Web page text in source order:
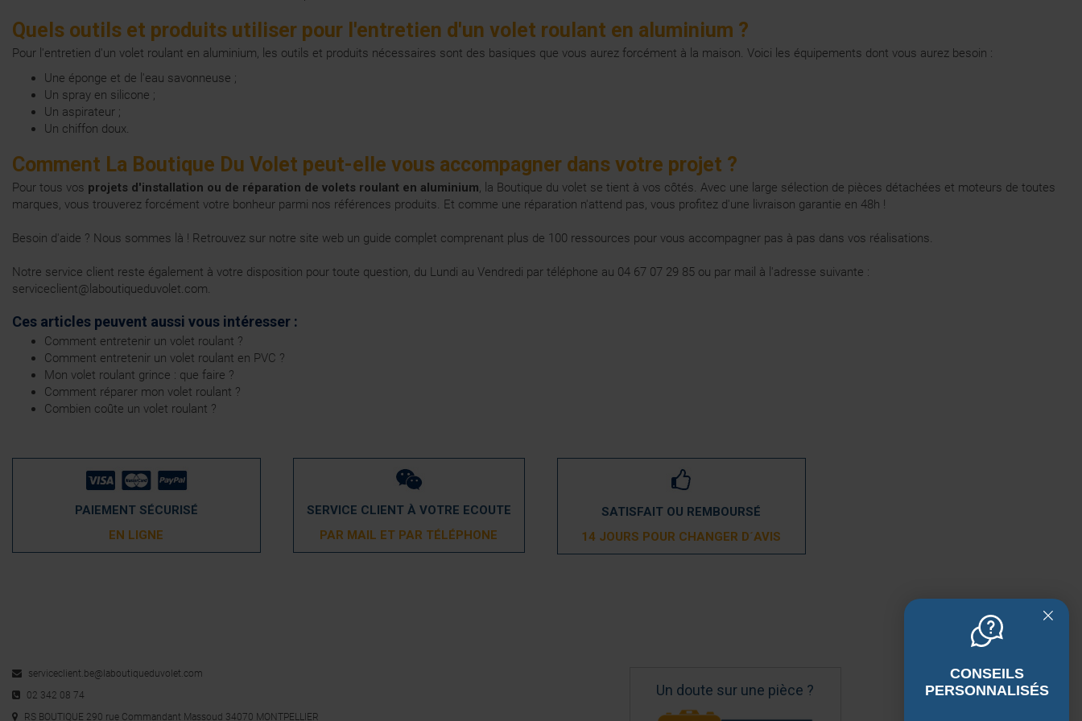
Quels outils et produits utiliser pour l'entretien d'un volet roulant en aluminium ?
Pour l'entretien d'un volet roulant en aluminium, les outils et produits nécessaires sont des basiques que vous aurez forcément à la maison. Voici les équipements dont vous aurez besoin :
Une éponge et de l'eau savonneuse ;
Un spray en silicone ;
Un aspirateur ;
Un chiffon doux.
Comment La Boutique Du Volet peut-elle vous accompagner dans votre projet ?
Pour tous vos projets d'installation ou de réparation de volets roulant en aluminium, la Boutique du volet se tient à vos côtés. Avec une large sélection de pièces détachées et moteurs de toutes
marques, vous trouverez forcément votre bonheur parmi nos références produits. Et comme une réparation n'attend pas, vous profitez d'une livraison garantie en 48h !
Besoin d'aide ? Nous sommes là ! Retrouvez sur notre site web un guide complet comprenant plus de 100 ressources pour vous accompagner pas à pas dans vos réalisations.
Notre service client reste également à votre disposition pour toute question, du Lundi au Vendredi par téléphone au 04 67 07 29 85 ou par mail à l'adresse suivante :
serviceclient@laboutiqueduvolet.com.
Ces articles peuvent aussi vous intéresser :
Comment entretenir un volet roulant ?
Comment entretenir un volet roulant en PVC ?
Mon volet roulant grince : que faire ?
Comment réparer mon volet roulant ?
Combien coûte un volet roulant ?
PAIEMENT SÉCURISÉ
EN LIGNE
SERVICE CLIENT À VOTRE ECOUTE
PAR MAIL ET PAR TÉLÉPHONE
SATISFAIT OU REMBOURSÉ
14 JOURS POUR CHANGER D´AVIS
serviceclient.be@laboutiqueduvolet.com
02 342 08 74
RS BOUTIQUE 290 rue Commandant Massoud 34070 MONTPELLIER
Un doute sur une pièce ?
CONSEILS
PERSONNALISÉS